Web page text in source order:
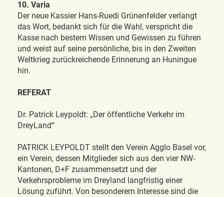
10. Varia
Der neue Kassier Hans-Ruedi Grünenfelder verlangt
das Wort, bedankt sich für die Wahl, verspricht die
Kasse nach bestem Wissen und Gewissen zu führen
und weist auf seine persönliche, bis in den Zweiten
Weltkrieg zurückreichende Erinnerung an Huningue
hin.
REFERAT
Dr. Patrick Leypoldt: „Der öffentliche Verkehr im
DreyLand“
PATRICK LEYPOLDT stellt den Verein Agglo Basel vor,
ein Verein, dessen Mitglieder sich aus den vier NW-
Kantonen, D+F zusammensetzt und der
Verkehrsprobleme im Dreyland langfristig einer
Lösung zuführt. Von besonderem Interesse sind die